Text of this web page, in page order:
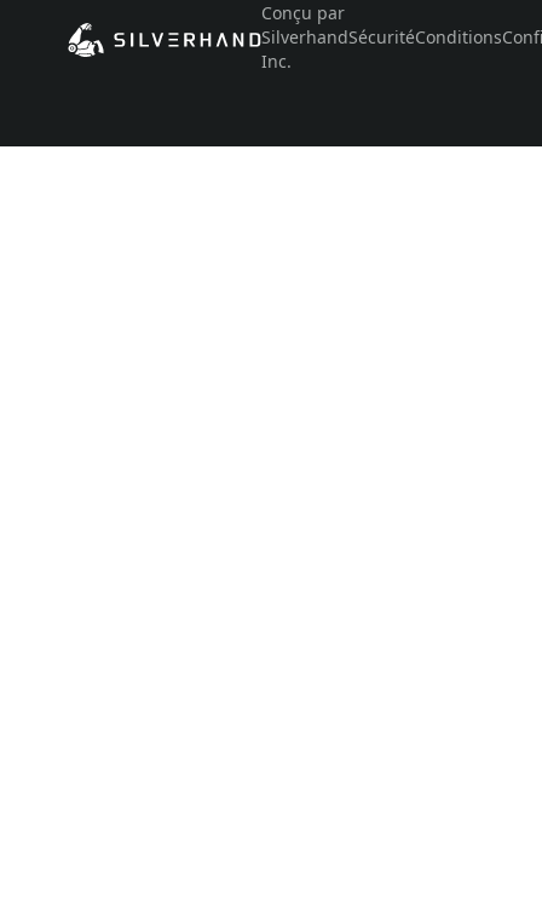
Conçu par
Silverhand
Inc.
SécuritéConditions